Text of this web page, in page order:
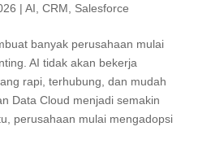
| AI CRM Salesforce
banyak perusahaan mulai
AI tidak akan bekerja
rapi, terhubung, dan mudah
Data Cloud menjadi semakin
perusahaan mulai mengadopsi